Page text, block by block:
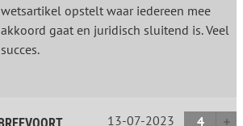
wetsartikel opstelt waar iedereen mee
akkoord gaat en juridisch sluitend is. Veel
succes.
13-07-2023
4